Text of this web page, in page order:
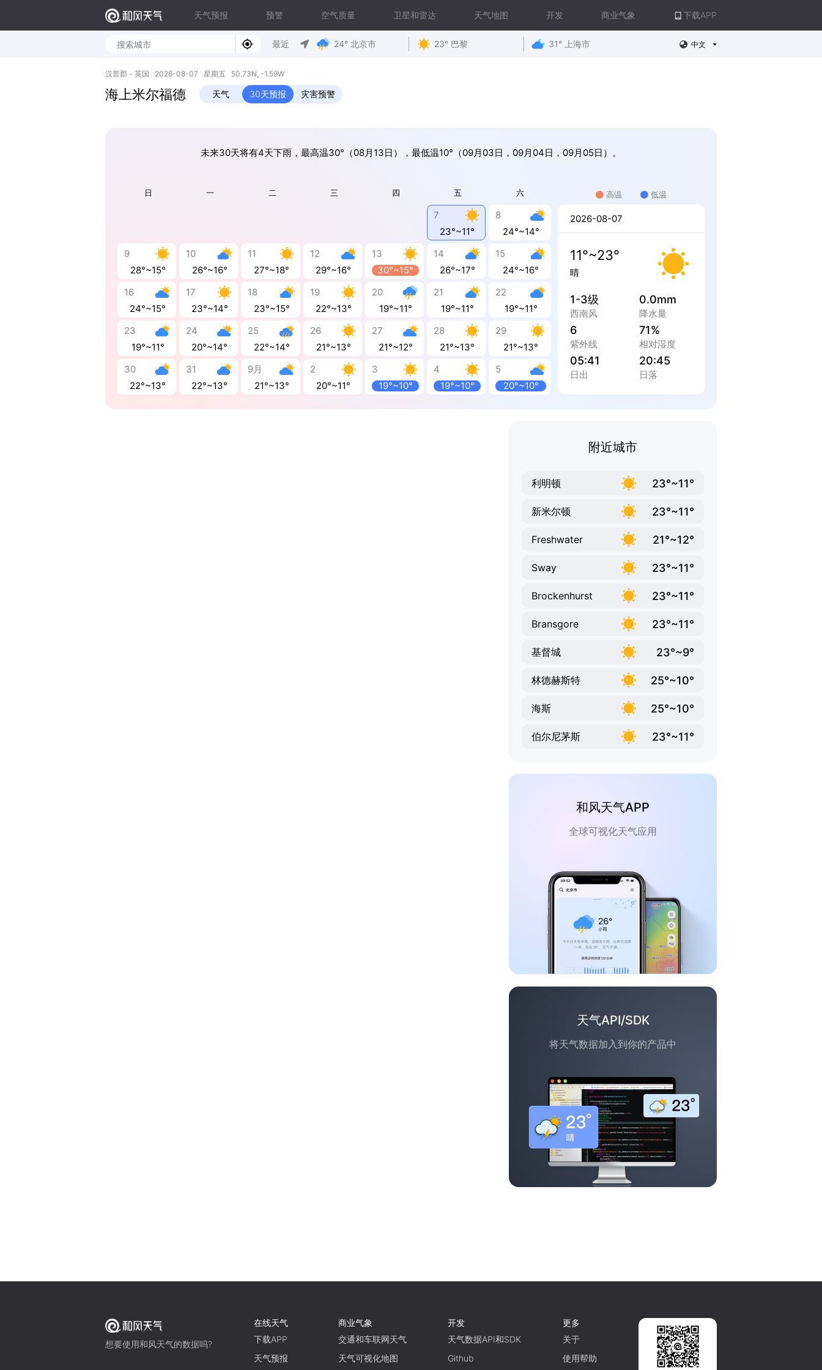
天气预报 预警 空气质量 卫星和雷达 天气地图 开发 商业气象 下载APP
最近 24° 北京市 23° 巴黎 31° 上海市 中文
汉普郡 - 英国 2026-08-07 星期五 50.73N, -1.59W
海上米尔福德 天气 30天预报 灾害预警
未来30天将有4天下雨，最高温30°（08月13日），最低温10°（09月03日，09月04日，09月05日）。
日 一 二 三 四 五 六
7
23°~11°
8
24°~14°
9
28°~15°
10
26°~16°
11
27°~18°
12
29°~16°
13
30°~15°
14
26°~17°
15
24°~16°
16
24°~15°
17
23°~14°
18
23°~15°
19
22°~13°
20
19°~11°
21
19°~11°
22
19°~11°
23
19°~11°
24
20°~14°
25
22°~14°
26
21°~13°
27
21°~12°
28
21°~13°
29
21°~13°
30
22°~13°
31
22°~13°
9月
21°~13°
2
20°~11°
3
19°~10°
4
19°~10°
5
20°~10°
高温 低温
2026-08-07
11°~23°
晴
1-3级
西南风
0.0mm
降水量
6
紫外线
71%
相对湿度
05:41
日出
20:45
日落
附近城市
利明顿 23°~11°
新米尔顿 23°~11°
Freshwater 21°~12°
Sway 23°~11°
Brockenhurst 23°~11°
Bransgore 23°~11°
基督城 23°~9°
林德赫斯特 25°~10°
海斯 25°~10°
伯尔尼茅斯 23°~11°
和风天气APP
全球可视化天气应用
天气API/SDK
将天气数据加入到你的产品中
想要使用和风天气的数据吗?
在线天气
下载APP
天气预报
商业气象
交通和车联网天气
天气可视化地图
开发
天气数据API和SDK
Github
更多
关于
使用帮助